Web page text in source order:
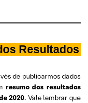
Resultados
de publicarmos dados
resumo dos resultados
2020. Vale lembrar que